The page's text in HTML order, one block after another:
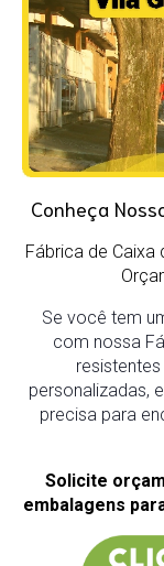
Conheça
Fábrica de Caixa
Se você tem
com nossa
personalizadas,
precisa para
Solicite
embalagens